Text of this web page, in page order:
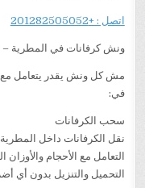
اتصل : +201282505052
ونش كرفانات في المطرية
مش كل ونش يقدر يتعامل مع
في:
سحب الكرفانات
نقل الكرفانات داخل المطرية
التعامل مع الأحجام والأوزان
التحميل والتنزيل بدون أي